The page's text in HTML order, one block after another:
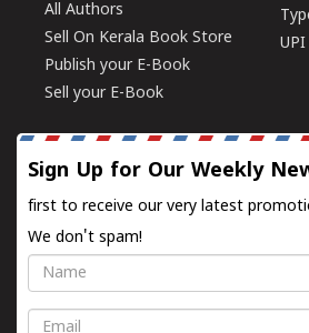
All Authors
Sell On Kerala Book Store
Publish your E-Book
Sell your E-Book
Sign Up for Our Weekly
first to receive our very latest
We don't spam!
Name
Email